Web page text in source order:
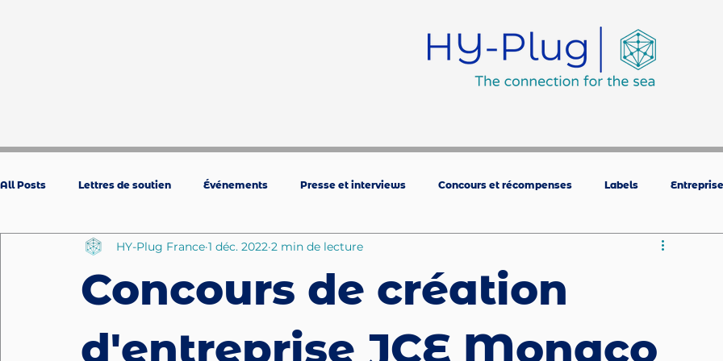
All Posts Lettres de soutien Événements Presse et interviews Concours et récompenses Labels Entreprise
Concours de création
d'entreprise JCE Monaco
HY-Plug France 1 déc. 2022 2 min de lecture